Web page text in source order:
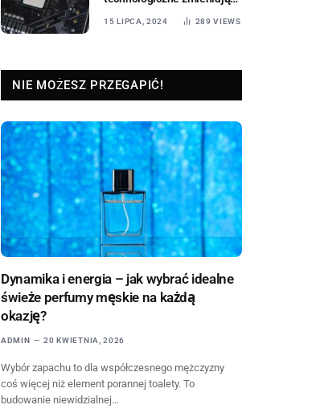
15 LIPCA, 2024 289VIEWS
NIE MOŻESZ PRZEGAPIĆ!
Dynamika i energia – jak wybrać idealne
świeże perfumy męskie na każdą
okazję?
ADMIN 20 KWIETNIA, 2026
Wybór zapachu to dla współczesnego mężczyzny
coś więcej niż element porannej toalety. To
budowanie niewidzialnej…